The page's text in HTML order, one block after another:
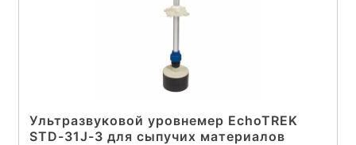
Ультразвуковой уровнемер EchoTREK
STD-31J-3 для сыпучих материалов